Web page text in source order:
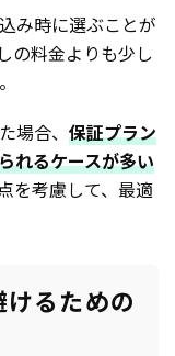
み時に選ぶことが
の料金よりも少し
場合、 保証プラン
れるケースが多い
を考慮して、最適
るための